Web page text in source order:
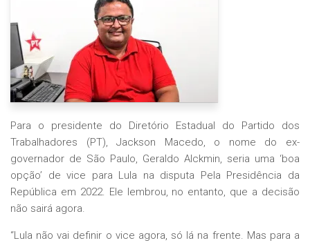
Para o presidente do Diretório Estadual do Partido dos
Trabalhadores (PT), Jackson Macedo, o nome do ex-
governador de São Paulo, Geraldo Alckmin, seria uma ‘boa
opção’ de vice para Lula na disputa Pela Presidência da
República em 2022. Ele lembrou, no entanto, que a decisão
não sairá agora.
“Lula não vai definir o vice agora, só lá na frente. Mas para a